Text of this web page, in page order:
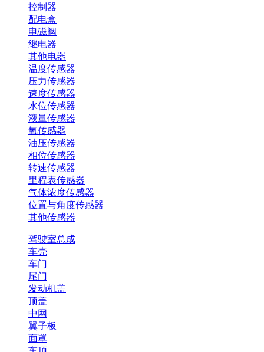
控制器
配电盒
电磁阀
继电器
其他电器
温度传感器
压力传感器
速度传感器
水位传感器
液量传感器
氧传感器
油压传感器
相位传感器
转速传感器
里程表传感器
气体浓度传感器
位置与角度传感器
其他传感器
驾驶室总成
车壳
车门
尾门
发动机盖
顶盖
中网
翼子板
面罩